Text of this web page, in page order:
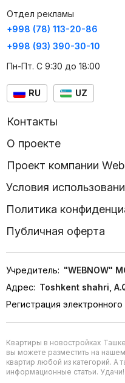
Отдел рекламы
+998 (78) 113-20-86
+998 (93) 390-30-10
Пн-Пт. С 9:30 до 18:00
RU UZ
Контакты
О проекте
Проект компании
Условия
Политика
Публичная оферта
Учредитель: "WEBNOW"
Адрес: Toshkent shahri,
Регистрация
Квартиры в новостройках
вы можете разместить на
квартир любой из категорий. А
информационные статьи. Удачи!